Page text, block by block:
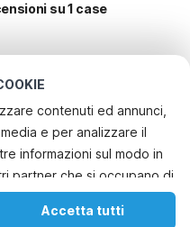
contenuti ed annunci,
e per analizzare il
informazioni sul modo in
partner che si occupano di
media, i quali
che ha fornito
Accetta tutti
su 1 case
per le
in Troms
per le vacanze